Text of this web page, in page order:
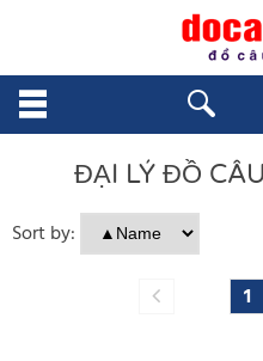
ĐẠI LÝ ĐỒ
Sort by:
1